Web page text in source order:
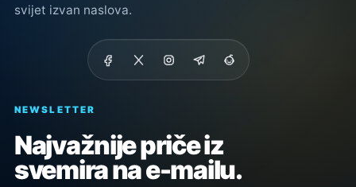
svijet izvan naslova.
NEWSLETTER
Najvažnije priče iz
svemira na e-mailu.